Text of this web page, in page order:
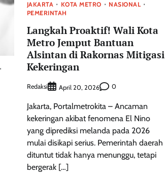
JAKARTA KOTA METRO
NASIONAL
PEMERINTAH
Langkah Proaktif! Wali Kota
Metro Jemput Bantuan
Alsintan di Rakornas Mitigasi
Kekeringan
Redaksi April 20, 2026 0
Jakarta, Portalmetrokita – Ancaman
kekeringan akibat fenomena El Nino
yang diprediksi melanda pada 2026
mulai disikapi serius. Pemerintah daerah
dituntut tidak hanya menunggu, tetapi
bergerak […]